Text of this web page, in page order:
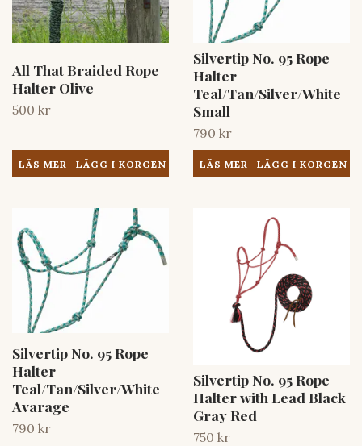
All That Braided Rope
Halter Olive
500 kr
LÄS MER
Silvertip No. 95 Rope
Halter
Teal/Tan/Silver/White
Small
790 kr
LÄS MER
Silvertip No. 95 Rope
Halter
Teal/Tan/Silver/White
Avarage
790 kr
Silvertip No. 95 Rope
Halter with Lead Black
Gray Red
750 kr